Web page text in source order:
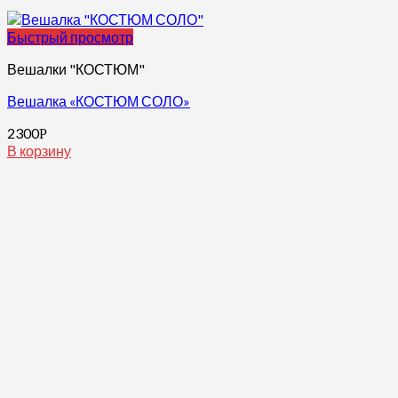
Быстрый просмотр
Вешалки "КОСТЮМ"
Вешалка «КОСТЮМ СОЛО»
2300Р
В корзину